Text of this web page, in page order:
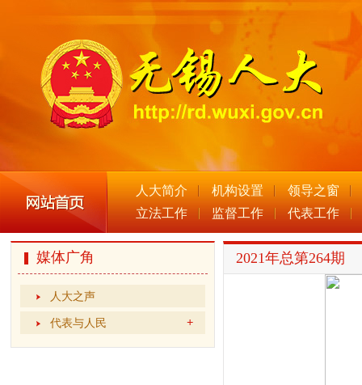
人大简介 机构设置
领导之窗
立法工作
监督工作 代表工作
媒体广角
人大之声
代表与人民
2021年总第264期